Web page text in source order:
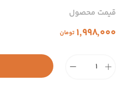
قیمت محصول
۱٬۹۹۸٬۰۰۰ تومان